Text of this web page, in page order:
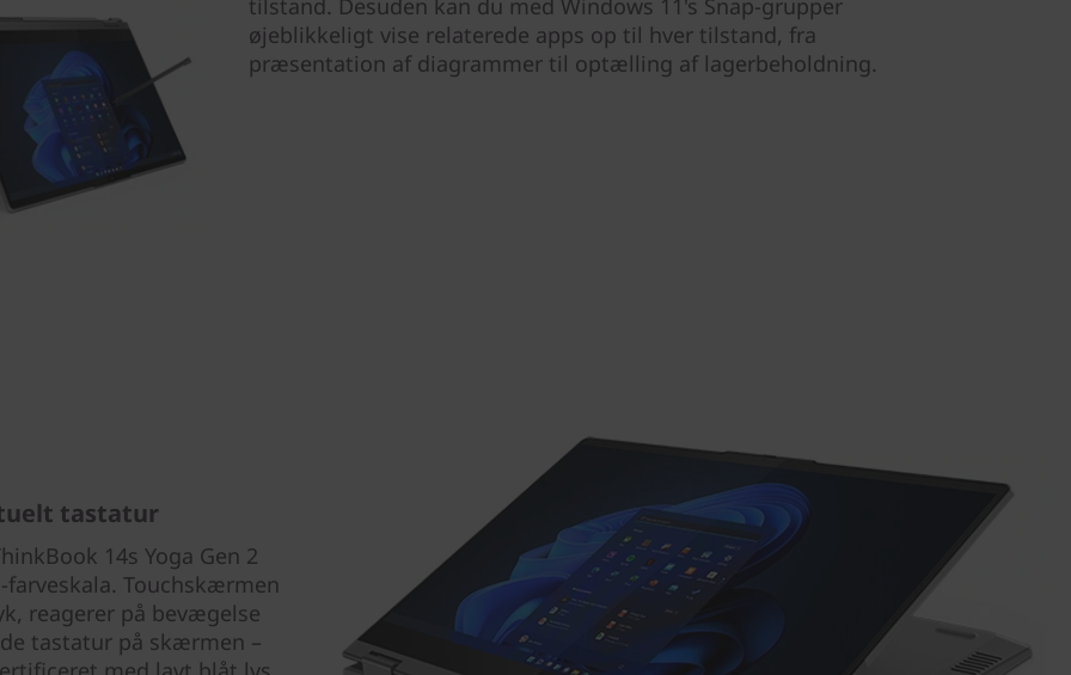
øjeblikkeligt vise relaterede apps op til hver tilstand, fra
præsentation af diagrammer til optælling af lagerbeholdning.
tastatur
14s Yoga Gen 2
farveskala. Touchskærmen
reagerer på bevægelse
tastatur på skærmen –